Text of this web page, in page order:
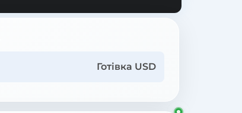
Готівка USD